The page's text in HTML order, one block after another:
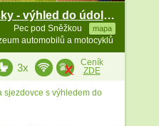
Roubenka Portášky - výhled do údolí Velké Úpy
Pec pod Sněžkou mapa
automobilů a motocyklů
3x
Ceník
ZDE
sjezdovce s výhledem do